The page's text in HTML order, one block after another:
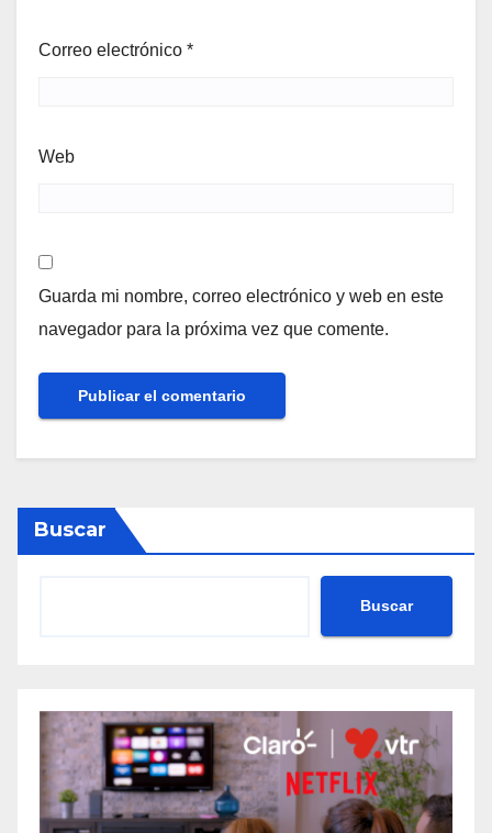
Correo electrónico *
Web
Guarda mi nombre, correo electrónico y web en este
navegador para la próxima vez que comente.
Buscar
Buscar